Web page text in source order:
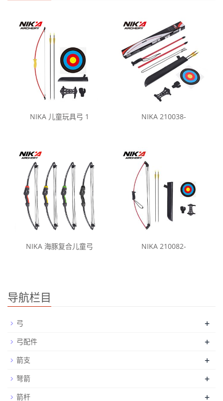
NIKA 儿童玩具弓 1 NIKA 210038-
NIKA 海豚复合儿童弓 NIKA 210082-
导航栏目
弓 +
弓配件 +
箭支 +
弩箭 +
箭杆 +